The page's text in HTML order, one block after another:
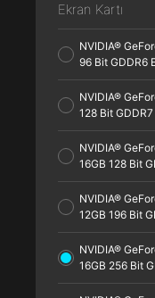
Ekran Kartı
NVIDIA®
96 Bit GDDR6
NVIDIA®
128 Bit
NVIDIA®
16GB 128 Bit
NVIDIA®
12GB 196 Bit
NVIDIA®
16GB 256 Bit